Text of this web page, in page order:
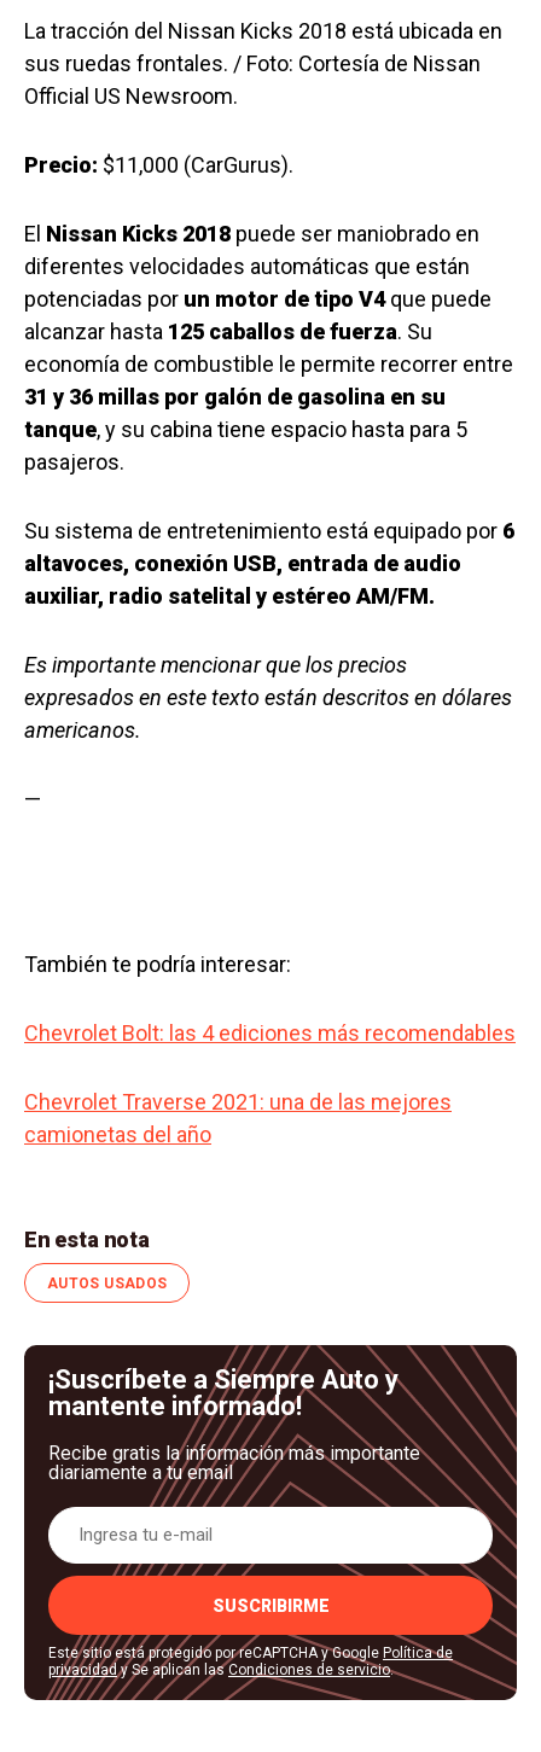
La tracción del Nissan Kicks 2018 está ubicada en
sus ruedas frontales. / Foto: Cortesía de Nissan
Official US Newsroom.
Precio: $11,000 (CarGurus).
El Nissan Kicks 2018 puede ser maniobrado en
diferentes velocidades automáticas que están
potenciadas por un motor de tipo V4que puede
alcanzar hasta 125 caballos de fuerza. Su
economía de combustible le permite recorrer entre
31 y 36 millas por galón de gasolina en su
tanque, y su cabina tiene espacio hasta para 5
pasajeros.
Su sistema de entretenimiento está equipado por 6
altavoces, conexión USB, entrada de audio
auxiliar, radio satelital y estéreo AM/FM.
Es importante mencionar que los precios
expresados en este texto están descritos en dólares
americanos.
—
También te podría interesar:
Chevrolet Bolt: las 4 ediciones más recomendables
Chevrolet Traverse 2021: una de las mejores
camionetas del año
En esta nota
AUTOS USADOS
¡Suscríbete a Siempre Auto y
mantente informado!
Recibe gratis la información más importante
diariamente a tu email
SUSCRIBIRME
Este sitio está protegido por reCAPTCHA y Google Política de
privacidady Se aplican lasCondiciones de servicio.